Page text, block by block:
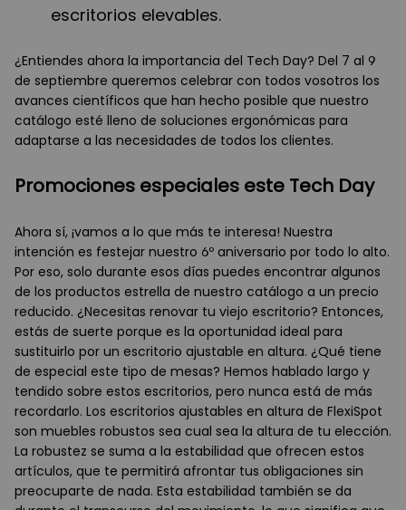
escritorios elevables.
¿Entiendes ahora la importancia del Tech Day? Del 7 al 9
de septiembre queremos celebrar con todos vosotros los
avances científicos que han hecho posible que nuestro
catálogo esté lleno de soluciones ergonómicas para
adaptarse a las necesidades de todos los clientes.
Promociones especiales este Tech Day
Ahora sí, ¡vamos a lo que más te interesa! Nuestra
intención es festejar nuestro 6º aniversario por todo lo alto.
Por eso, solo durante esos días puedes encontrar algunos
de los productos estrella de nuestro catálogo a un precio
reducido. ¿Necesitas renovar tu viejo escritorio? Entonces,
estás de suerte porque es la oportunidad ideal para
sustituirlo por un escritorio ajustable en altura. ¿Qué tiene
de especial este tipo de mesas? Hemos hablado largo y
tendido sobre estos escritorios, pero nunca está de más
recordarlo. Los escritorios ajustables en altura de FlexiSpot
son muebles robustos sea cual sea la altura de tu elección.
La robustez se suma a la estabilidad que ofrecen estos
artículos, que te permitirá afrontar tus obligaciones sin
preocuparte de nada. Esta estabilidad también se da